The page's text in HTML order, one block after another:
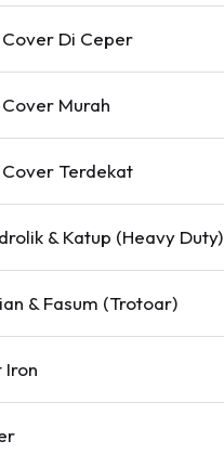
Di Ceper
Murah
Terdekat
& Katup (Heavy Duty)
& Fasum (Trotoar)
Iron